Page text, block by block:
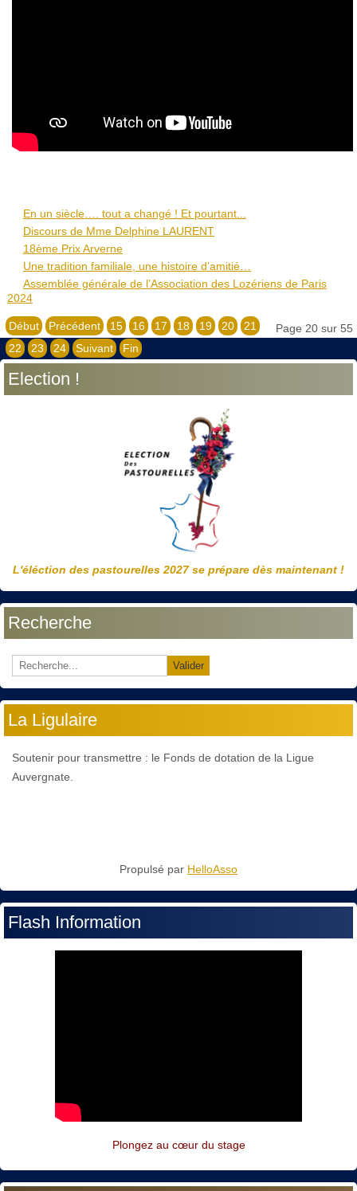
En un siècle…. tout a changé ! Et pourtant...
Discours de Mme Delphine LAURENT
18ème Prix Arverne
Une tradition familiale, une histoire d’amitié…
Assemblée générale de l’Association des Lozériens de Paris
2024
Page 20 sur 55
Début Précédent 15 16 17 18 19 20
21
22
23 24 Suivant Fin
Election !
L'éléction des pastourelles 2027 se prépare dès maintenant !
Recherche
Valider
La Ligulaire
Soutenir pour transmettre : le Fonds de dotation de la Ligue
Auvergnate.
Propulsé par HelloAsso
Flash Information
Plongez au cœur du stage